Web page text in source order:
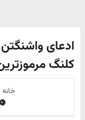
ادعای
کلنگ
خانه